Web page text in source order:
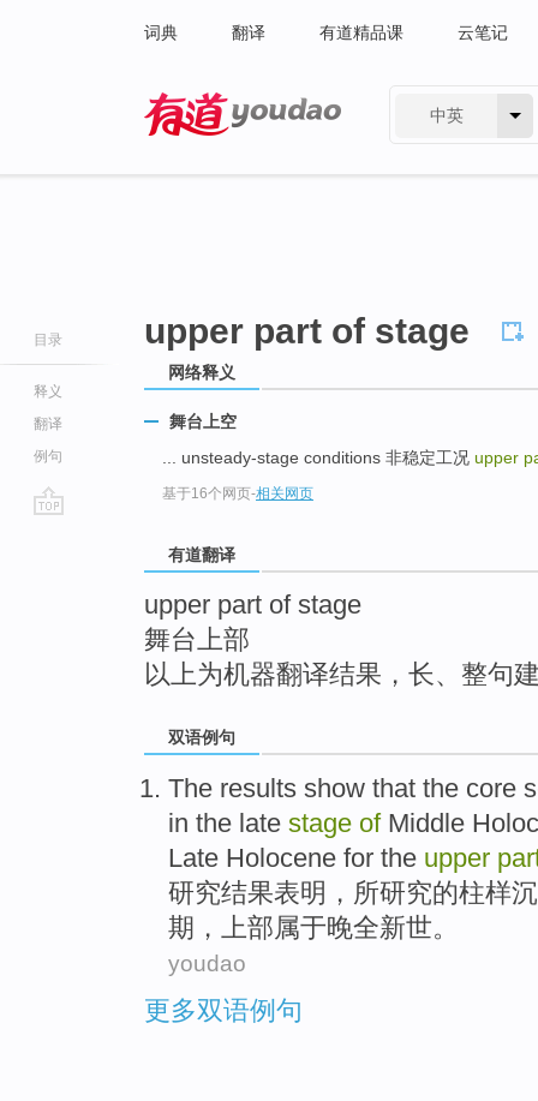
词典 翻译 有道精品课 云笔记
中英
目录
释义
翻译
例句
upper part of stage
网络释义
舞台上空
... unsteady-stage conditions 非稳定工况 upper
基于16个网页-相关网页
有道翻译
upper part of stage
舞台上部
以上为机器翻译结果，长、整句
双语例句
The results show that the core
in the late stage ofMiddle
Late Holocene for the upper
研究结果表明 ， 所研究的柱样
期 ，上部属于晚全新世。
youdao
更多双语例句